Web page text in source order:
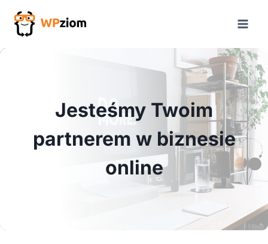
treści
Jesteśmy Twoim
partnerem w biznesie
online